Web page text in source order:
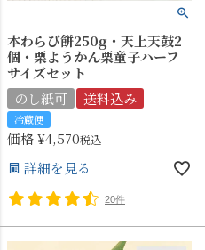
本わらび餅250g・天上天鼓2
個・栗ようかん栗童子ハーフ
サイズセット
のし紙可
送料込み
冷蔵便
価格¥4,570税込
詳細を見る
20件